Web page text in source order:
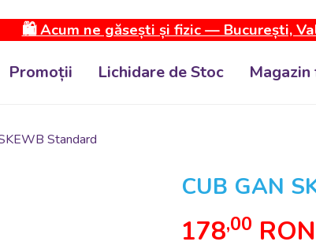
🛍️ Acum ne găsești și fizic — București,
Promoții Lichidare de Stoc Magazin
Standard
CUB GAN
178,00 RON